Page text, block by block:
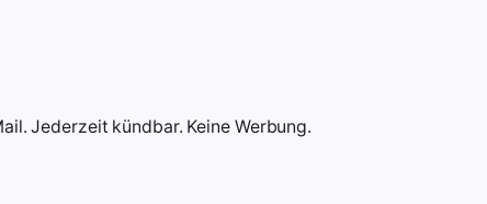
Jederzeit kündbar. Keine Werbung.